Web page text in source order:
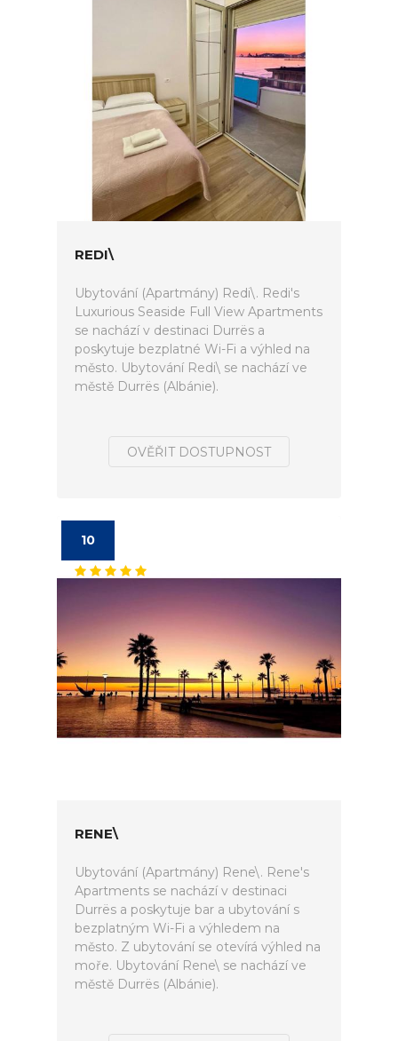
REDI\
Ubytování (Apartmány) Redi\. Redi's
Luxurious Seaside Full View Apartments
se nachází v destinaci Durrës a
poskytuje bezplatné Wi-Fi a výhled na
město. Ubytování Redi\ se nachází ve
městě Durrës (Albánie).
OVĚŘIT DOSTUPNOST
10
RENE\
Ubytování (Apartmány) Rene\. Rene's
Apartments se nachází v destinaci
Durrës a poskytuje bar a ubytování s
bezplatným Wi-Fi a výhledem na
město. Z ubytování se otevírá výhled na
moře. Ubytování Rene\ se nachází ve
městě Durrës (Albánie).